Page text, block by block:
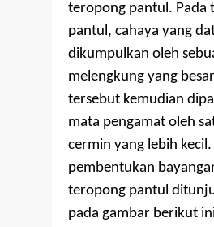
teropong pantul. Pada
pantul, cahaya yang
dikumpulkan oleh
melengkung yang
tersebut kemudian
mata pengamat oleh
cermin yang lebih kecil.
pembentukan
teropong pantul
pada gambar berikut